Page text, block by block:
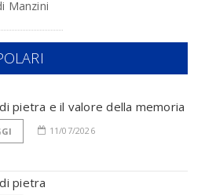
Manzini
pietra e il valore della memoria
11/07/2026
pietra